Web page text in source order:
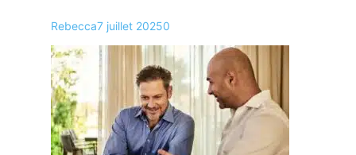
Rebecca7 juillet 20250